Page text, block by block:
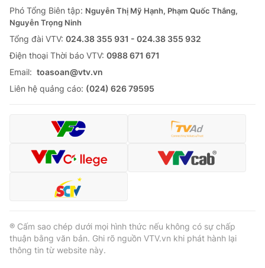
Phó Tổng Biên tập: Nguyễn Thị Mỹ Hạnh, Phạm Quốc Thắng,
Nguyễn Trọng Ninh
Tổng đài VTV: 024.38 355 931 - 024.38 355 932
Ðiện thoại Thời báo VTV: 0988 671 671
Email: toasoan@vtv.vn
Liên hệ quảng cáo: (024) 626 79595
® Cấm sao chép dưới mọi hình thức nếu không có sự chấp
thuận bằng văn bản. Ghi rõ nguồn VTV.vn khi phát hành lại
thông tin từ website này.